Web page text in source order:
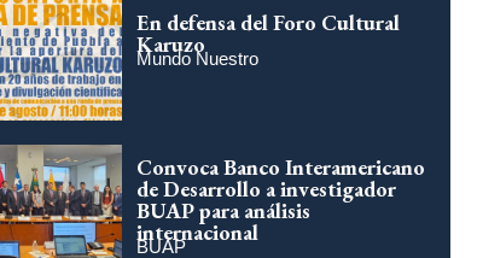
En defensa del Foro Cultural
Karuzo
Mundo Nuestro
Convoca Banco Interamericano
de Desarrollo a investigador
BUAP para análisis
internacional
BUAP